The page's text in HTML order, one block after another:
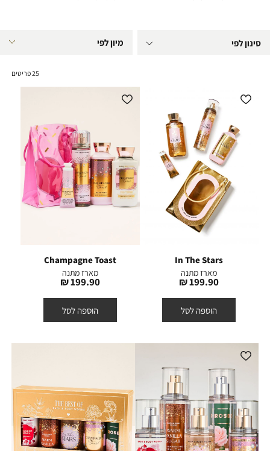
סינון לפי
25פריטים
In The Stars
מארז מתנה
מחיר
199.90 ₪
הוספה לסל
Champagne Toast
מארז מתנה
מחיר
199.90 ₪
הוספה לסל